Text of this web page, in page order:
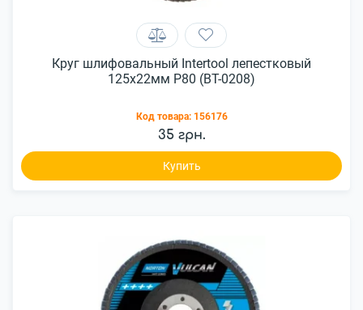
Круг шлифовальный Intertool лепестковый
125x22мм P80 (BT-0208)
Код товара: 156176
35 грн.
Купить